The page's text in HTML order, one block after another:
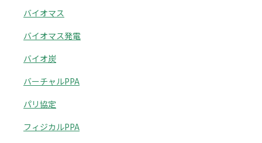
バイオマス
バイオマス発電
バイオ炭
バーチャルPPA
パリ協定
フィジカルPPA